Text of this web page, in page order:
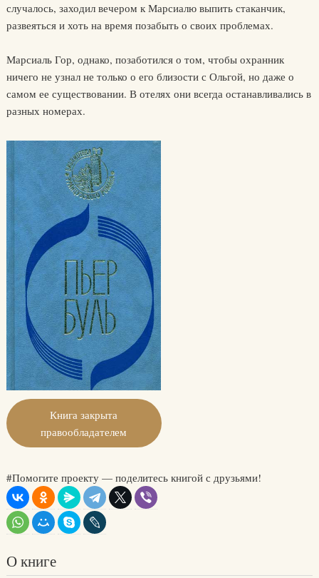
случалось, заходил вечером к Марсиалю выпить стаканчик,
развеяться и хоть на время позабыть о своих проблемах.
Марсиаль Гор, однако, позаботился о том, чтобы охранник
ничего не узнал не только о его близости с Ольгой, но даже о
самом ее существовании. В отелях они всегда останавливались в
разных номерах.
Книга закрыта
правообладателем
#Помогите проекту — поделитесь книгой с друзьями!
О книге